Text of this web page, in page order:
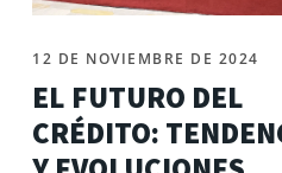
12 DE NOVIEMBRE DE 2024
EL FUTURO DEL
CRÉDITO: